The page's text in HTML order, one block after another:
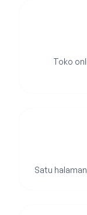
Toko
Satu